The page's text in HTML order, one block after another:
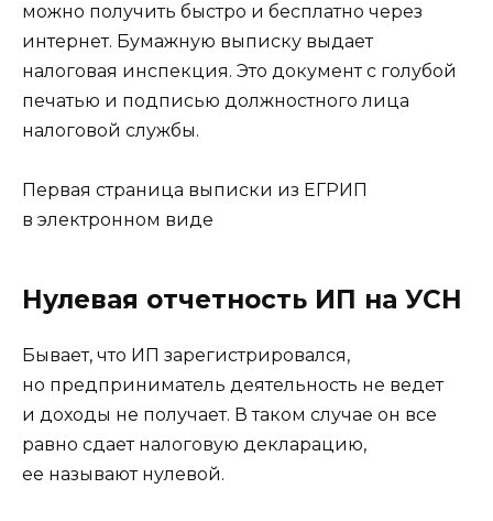
можно получить быстро и бесплатно через
интернет. Бумажную выписку выдает
налоговая инспекция. Это документ с голубой
печатью и подписью должностного лица
налоговой службы.
Первая страница выписки из ЕГРИП
в электронном виде
Нулевая отчетность ИП на УСН
Бывает, что ИП зарегистрировался,
но предприниматель деятельность не ведет
и доходы не получает. В таком случае он все
равно сдает налоговую декларацию,
ее называют нулевой.